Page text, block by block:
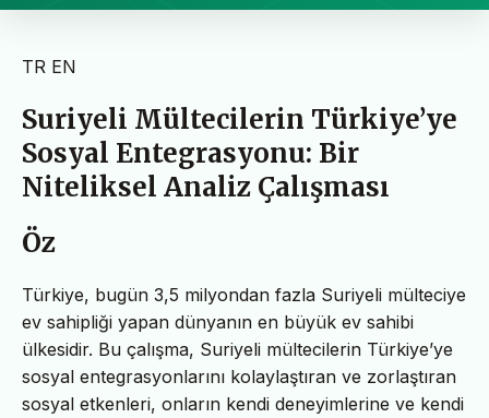
TR EN
Suriyeli Mültecilerin Türkiye’ye
Sosyal Entegrasyonu: Bir
Niteliksel Analiz Çalışması
Öz
Türkiye, bugün 3,5 milyondan fazla Suriyeli mülteciye
ev sahipliği yapan dünyanın en büyük ev sahibi
ülkesidir. Bu çalışma, Suriyeli mültecilerin Türkiye’ye
sosyal entegrasyonlarını kolaylaştıran ve zorlaştıran
sosyal etkenleri, onların kendi deneyimlerine ve kendi